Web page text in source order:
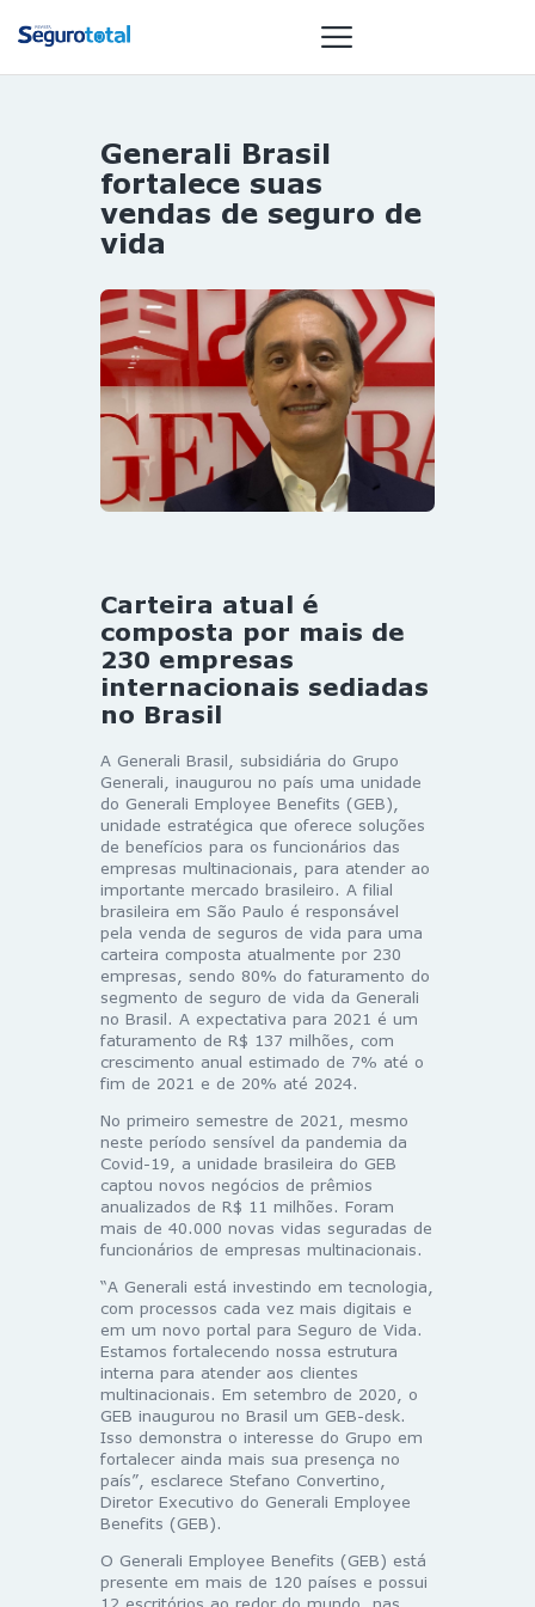
NOTÍCIAS
REVISTA
ESPECIAIS
OURO
ST SUMMIT
MULHERES
GESTORAS
HOMEST
HOME
Generali Brasil
fortalece suas
vendas de seguro de
vida
Carteira atual é
composta por mais de
230 empresas
internacionais sediadas
no Brasil
A Generali Brasil, subsidiária do Grupo
Generali, inaugurou no país uma unidade
do Generali Employee Benefits (GEB),
unidade estratégica que oferece soluções
de benefícios para os funcionários das
empresas multinacionais, para atender ao
importante mercado brasileiro. A filial
brasileira em São Paulo é responsável
pela venda de seguros de vida para uma
carteira composta atualmente por 230
empresas, sendo 80% do faturamento do
segmento de seguro de vida da Generali
no Brasil. A expectativa para 2021 é um
faturamento de R$ 137 milhões, com
crescimento anual estimado de 7% até o
fim de 2021 e de 20% até 2024.
No primeiro semestre de 2021, mesmo
neste período sensível da pandemia da
Covid-19, a unidade brasileira do GEB
captou novos negócios de prêmios
anualizados de R$ 11 milhões. Foram
mais de 40.000 novas vidas seguradas de
funcionários de empresas multinacionais.
“A Generali está investindo em tecnologia,
com processos cada vez mais digitais e
em um novo portal para Seguro de Vida.
Estamos fortalecendo nossa estrutura
interna para atender aos clientes
multinacionais. Em setembro de 2020, o
GEB inaugurou no Brasil um GEB-desk.
Isso demonstra o interesse do Grupo em
fortalecer ainda mais sua presença no
país”, esclarece Stefano Convertino,
Diretor Executivo do Generali Employee
Benefits (GEB).
O Generali Employee Benefits (GEB) está
presente em mais de 120 países e possui